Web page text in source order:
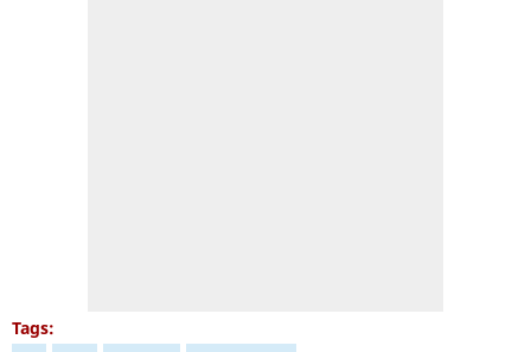
Tags: